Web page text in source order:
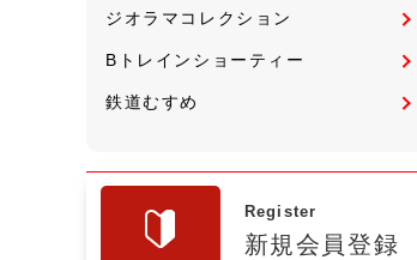
ジオラマコレクション
Bトレインショーティー
鉄道むすめ
Register
新規会員登録